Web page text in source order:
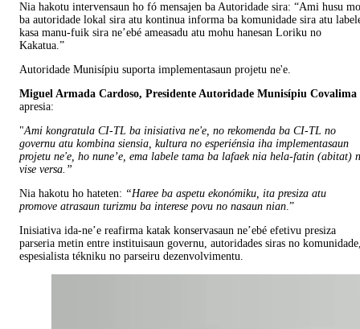
Nia hakotu intervensaun ho fó mensajen ba Autoridade sira: “Ami husu
ba autoridade lokal sira atu kontinua informa ba komunidade sira atu
kasa manu-fuik sira ne’ebé ameasadu atu mohu hanesan Loriku no
Kakatua.”
Autoridade Munisípiu suporta implementasaun projetu ne'e.
Miguel Armada Cardoso, Presidente Autoridade Munisípiu Covalima
apresia:
"Ami kongratula CI-TL ba inisiativa ne'e, no rekomenda ba CI-TL no
governu atu kombina siensia, kultura no esperiénsia iha implementasaun
projetu ne'e, ho nune’e, ema labele tama ba lafaek nia hela-fatin (abitat)
vise versa.”
Nia hakotu ho hateten: “Haree ba aspetu ekonómiku, ita presiza atu
promove atrasaun turizmu ba interese povu no nasaun nian.”
Inisiativa ida-ne’e reafirma katak konservasaun ne’ebé efetivu presiza
parseria metin entre instituisaun governu, autoridades siras no
espesialista tékniku no parseiru dezenvolvimentu.